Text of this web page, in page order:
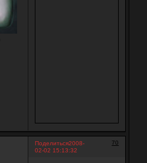
Поделиться 70
2008-
02-02 15:13:32